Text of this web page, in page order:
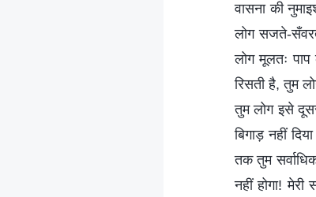
वासना की
लोग सजते-
लोग मूलतः
रिसती है, तुम
तुम लोग इसे
बिगाड़ नहीं
तक तुम
नहीं होगा!